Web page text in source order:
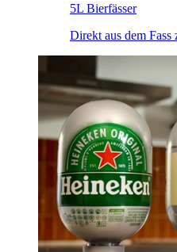
5L Bierfässer
Direkt aus dem Fass